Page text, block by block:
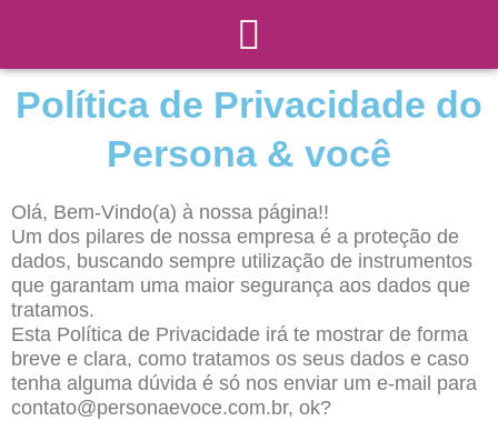
Política de Privacidade do
Persona & você
Olá, Bem-Vindo(a) à nossa página!!
Um dos pilares de nossa empresa é a proteção de
dados, buscando sempre utilização de instrumentos
que garantam uma maior segurança aos dados que
tratamos.
Esta Política de Privacidade irá te mostrar de forma
breve e clara, como tratamos os seus dados e caso
tenha alguma dúvida é só nos enviar um e-mail para
contato@personaevoce.com.br, ok?